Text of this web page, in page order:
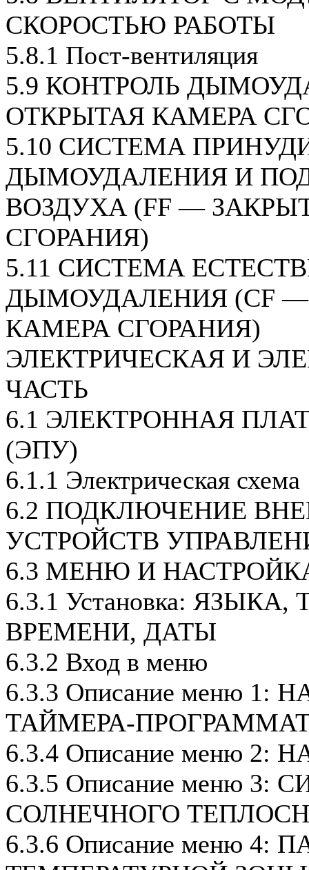
СКОРОСТЬЮ РАБОТЫ
5.8.1 Пост-вентиляция
5.9 КОНТРОЛЬ
ОТКРЫТАЯ КАМЕРА
5.10 СИСТЕМА
ДЫМОУДАЛЕНИЯ И
ВОЗДУХА (FF —
СГОРАНИЯ)
5.11 СИСТЕМА
ДЫМОУДАЛЕНИЯ (CF
КАМЕРА СГОРАНИЯ)
ЭЛЕКТРИЧЕСКАЯ И
ЧАСТЬ
6.1 ЭЛЕКТРОННАЯ
(ЭПУ)
6.1.1 Электрическая схема
6.2 ПОДКЛЮЧЕНИЕ
УСТРОЙСТВ
6.3 МЕНЮ И
6.3.1 Установка:
ВРЕМЕНИ, ДАТЫ
6.3.2 Вход в меню
6.3.3 Описание меню 1:
ТАЙМЕРА-
6.3.4 Описание меню 2:
6.3.5 Описание меню 3:
СОЛНЕЧНОГО
6.3.6 Описание меню 4: